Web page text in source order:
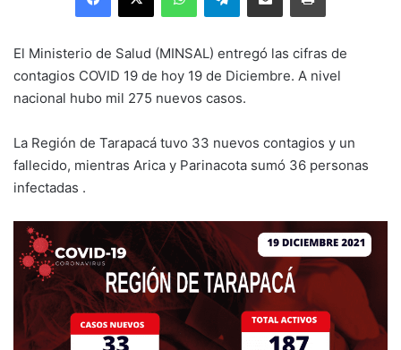
El Ministerio de Salud (MINSAL) entregó las cifras de
contagios COVID 19 de hoy 19 de Diciembre. A nivel
nacional hubo mil 275 nuevos casos.
La Región de Tarapacá tuvo 33 nuevos contagios y un
fallecido, mientras Arica y Parinacota sumó 36 personas
infectadas .